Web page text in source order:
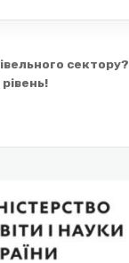
сектору?